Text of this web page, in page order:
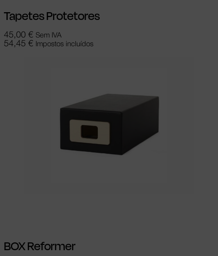
Tapetes Protetores
45,00 € Sem IVA
54,45 € Impostos incluídos
BOX Reformer